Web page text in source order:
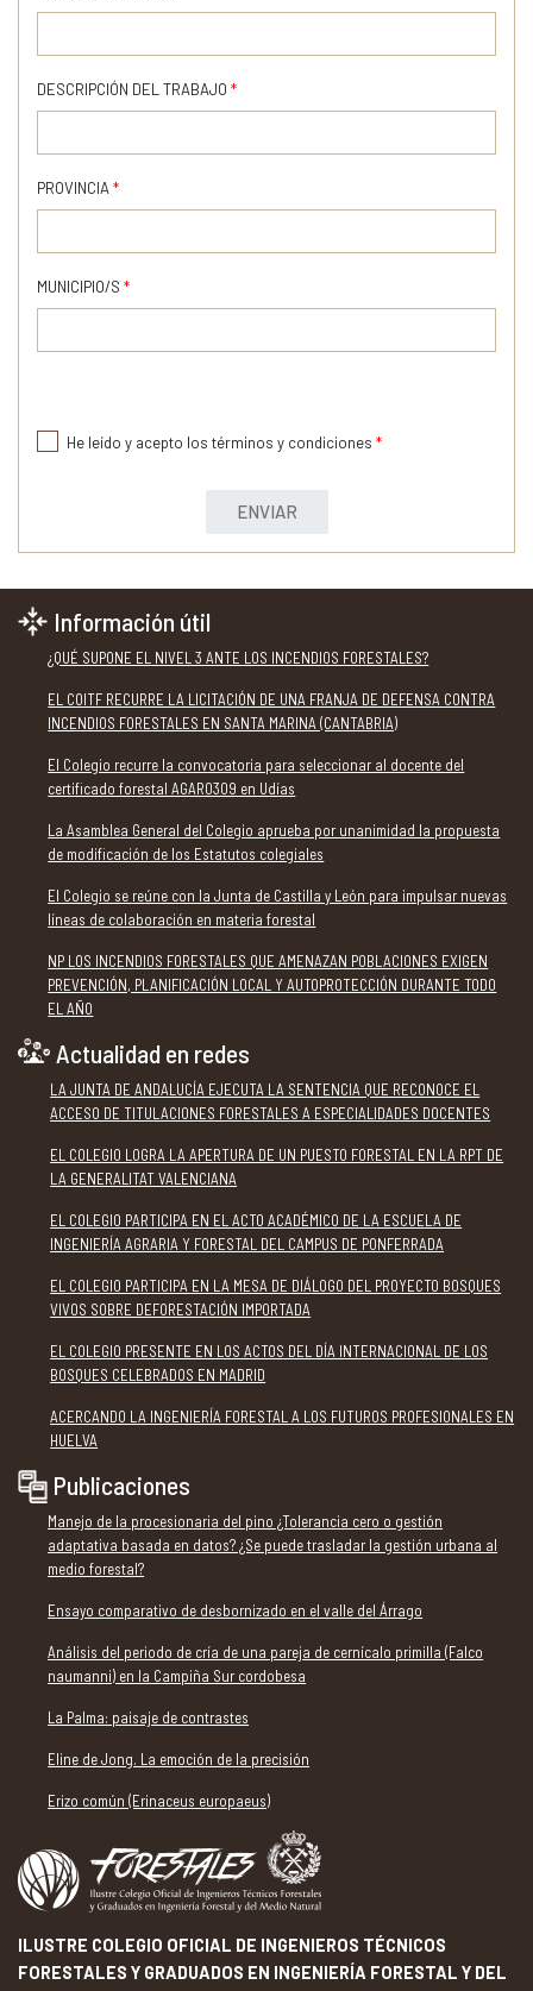
DESCRIPCIÓN DEL TRABAJO *
PROVINCIA *
MUNICIPIO/S *
He leído y acepto los términos y condiciones *
ENVIAR
Información útil
¿QUÉ SUPONE EL NIVEL 3 ANTE LOS INCENDIOS FORESTALES?
EL COITF RECURRE LA LICITACIÓN DE UNA FRANJA DE DEFENSA CONTRA
INCENDIOS FORESTALES EN SANTA MARINA (CANTABRIA)
El Colegio recurre la convocatoria para seleccionar al docente del
certificado forestal AGAR0309 en Udías
La Asamblea General del Colegio aprueba por unanimidad la propuesta
de modificación de los Estatutos colegiales
El Colegio se reúne con la Junta de Castilla y León para impulsar nuevas
líneas de colaboración en materia forestal
NP LOS INCENDIOS FORESTALES QUE AMENAZAN POBLACIONES EXIGEN
PREVENCIÓN, PLANIFICACIÓN LOCAL Y AUTOPROTECCIÓN DURANTE TODO
EL AÑO
Actualidad en redes
LA JUNTA DE ANDALUCÍA EJECUTA LA SENTENCIA QUE RECONOCE EL
ACCESO DE TITULACIONES FORESTALES A ESPECIALIDADES DOCENTES
EL COLEGIO LOGRA LA APERTURA DE UN PUESTO FORESTAL EN LA RPT DE
LA GENERALITAT VALENCIANA
EL COLEGIO PARTICIPA EN EL ACTO ACADÉMICO DE LA ESCUELA DE
INGENIERÍA AGRARIA Y FORESTAL DEL CAMPUS DE PONFERRADA
EL COLEGIO PARTICIPA EN LA MESA DE DIÁLOGO DEL PROYECTO BOSQUES
VIVOS SOBRE DEFORESTACIÓN IMPORTADA
EL COLEGIO PRESENTE EN LOS ACTOS DEL DÍA INTERNACIONAL DE LOS
BOSQUES CELEBRADOS EN MADRID
ACERCANDO LA INGENIERÍA FORESTAL A LOS FUTUROS PROFESIONALES EN
HUELVA
Publicaciones
Manejo de la procesionaria del pino ¿Tolerancia cero o gestión
adaptativa basada en datos? ¿Se puede trasladar la gestión urbana al
medio forestal?
Ensayo comparativo de desbornizado en el valle del Árrago
Análisis del periodo de cría de una pareja de cernícalo primilla (Falco
naumanni) en la Campiña Sur cordobesa
La Palma: paisaje de contrastes
Eline de Jong. La emoción de la precisión
Erizo común (Erinaceus europaeus)
ILUSTRE COLEGIO OFICIAL DE INGENIEROS TÉCNICOS
FORESTALES Y GRADUADOS EN INGENIERÍA FORESTAL Y DEL